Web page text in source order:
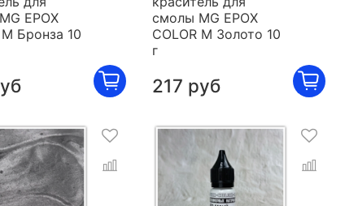
EPOX
M Бронза 10
смолы MG EPOX
COLOR M Золото 10
г
217 руб